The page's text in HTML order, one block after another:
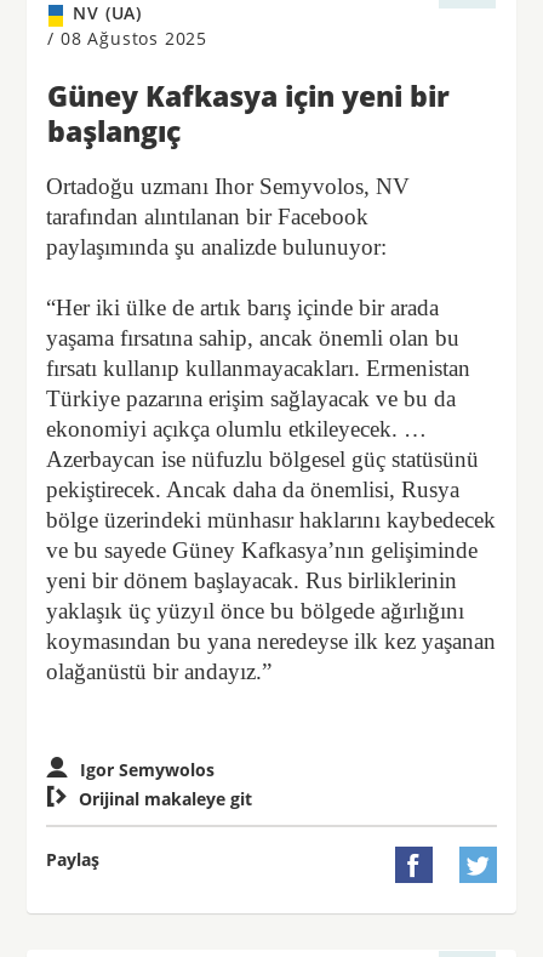
NV (UA)
/ 08 Ağustos 2025
Güney Kafkasya için yeni bir
başlangıç
Ortadoğu uzmanı Ihor Semyvolos, NV
tarafından alıntılanan bir Facebook
paylaşımında şu analizde bulunuyor:
“Her iki ülke de artık barış içinde bir arada
yaşama fırsatına sahip, ancak önemli olan bu
fırsatı kullanıp kullanmayacakları. Ermenistan
Türkiye pazarına erişim sağlayacak ve bu da
ekonomiyi açıkça olumlu etkileyecek. …
Azerbaycan ise nüfuzlu bölgesel güç statüsünü
pekiştirecek. Ancak daha da önemlisi, Rusya
bölge üzerindeki münhasır haklarını kaybedecek
ve bu sayede Güney Kafkasya’nın gelişiminde
yeni bir dönem başlayacak. Rus birliklerinin
yaklaşık üç yüzyıl önce bu bölgede ağırlığını
koymasından bu yana neredeyse ilk kez yaşanan
olağanüstü bir andayız.”
Igor Semywolos
 Orijinal makaleye git
Paylaş  